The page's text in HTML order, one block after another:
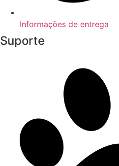
Informações de entrega
Suporte